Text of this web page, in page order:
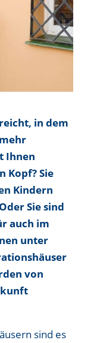
in dem
Ihnen
Kopf? Sie
Kindern
Sie sind
auch im
unter
von
sind es